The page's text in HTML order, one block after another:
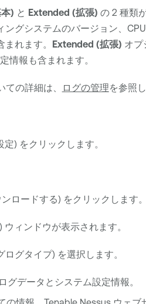
) と Extended (拡張) の 2 種類
グシステムのバージョン、
れます。
Extended (拡張) オプ
情報も含まれます。
の詳細は、 ログの管理を参照
定) をクリックします。
ロードする) をクリックします。
ィンドウが表示されます。
ログタイプ) を選択します。
グデータとシステム設定情報。